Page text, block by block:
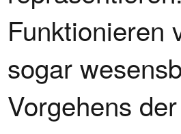
Funktionieren
sogar
Vorgehens